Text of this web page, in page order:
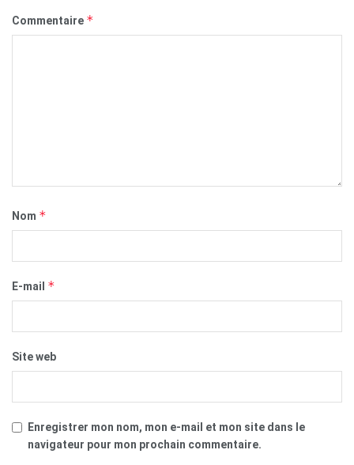
Commentaire *
Nom *
E-mail *
Site web
Enregistrer mon nom, mon e-mail et mon site dans le
navigateur pour mon prochain commentaire.